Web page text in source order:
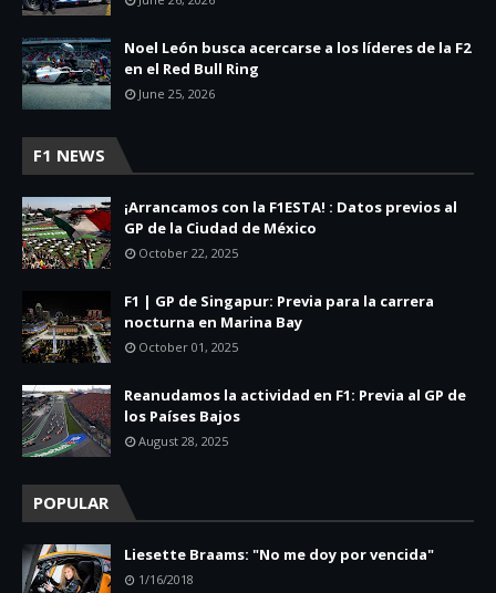
Noel León busca acercarse a los líderes de la F2
en el Red Bull Ring
June 25, 2026
F1 NEWS
¡Arrancamos con la F1ESTA! : Datos previos al
GP de la Ciudad de México
October 22, 2025
F1 | GP de Singapur: Previa para la carrera
nocturna en Marina Bay
October 01, 2025
Reanudamos la actividad en F1: Previa al GP de
los Países Bajos
August 28, 2025
POPULAR
Liesette Braams: "No me doy por vencida"
1/16/2018